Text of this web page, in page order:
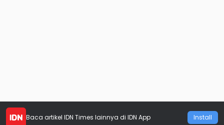
Baca artikel IDN Times lainnya di IDN App Install